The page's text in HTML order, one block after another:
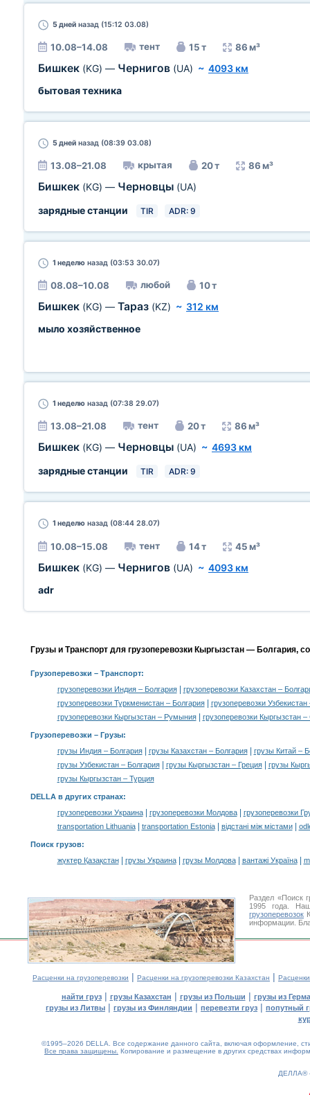
5 дней назад (15:12 03.08)
10.08–14.08 тент 15 т 86 м³
Бишкек (KG) — Чернигов (UA) ~ 4093 км
бытовая техника
5 дней назад (08:39 03.08)
13.08–21.08 крытая 20 т 86 м³
Бишкек (KG) — Черновцы (UA)
зарядные станции
TIR ADR: 9
1 неделю назад (03:53 30.07)
08.08–10.08 любой 10 т
Бишкек (KG) — Тараз (KZ) ~ 312 км
мыло хозяйственное
1 неделю назад (07:38 29.07)
13.08–21.08 тент 20 т 86 м³
Бишкек (KG) — Черновцы (UA) ~ 4693 км
зарядные станции
TIR ADR: 9
1 неделю назад (08:44 28.07)
10.08–15.08 тент 14 т 45 м³
Бишкек (KG) — Чернигов (UA) ~ 4093 км
adr
Грузы и Транспорт для грузоперевозки Кыргызстан — Болгария,
Грузоперевозки – Транспорт:
грузоперевозки Индия – Болгария|
грузоперевозки Казахстан –
грузоперевозки Туркменистан – Болгария|
грузоперевозки
грузоперевозки Кыргызстан – Румыния| грузоперевозки Кыргызстан
Грузоперевозки – Грузы:
грузы Индия – Болгария| грузы Казахстан – Болгария|
грузы Китай –
грузы Узбекистан – Болгария| грузы Кыргызстан – Греция|
грузы
грузы Кыргызстан – Турция
DELLA в других странах:
грузоперевозки Украина| грузоперевозки Молдова|
грузоперевозки
transportation Lithuania| transportation Estonia| відстані між містами|
Поиск грузов:
жүктер Қазақстан| грузы Украина| грузы Молдова| вантажі Україна|
Раздел «Поиск
1995 года.
грузоперевозок
информации.
Расценки на грузоперевозки | Расценки на грузоперевозки Казахстан |
найти груз| грузы Казахстан | грузы из Польши | грузы из
грузы из Литвы | грузы из Финляндии | перевезти груз | попутный
©1995–2026 DELLA. Все содержание данного сайта, включая оформление,
Все права защищены. Копирование и размещение в других средствах